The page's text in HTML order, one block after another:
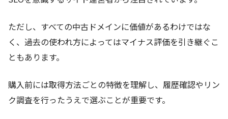
ただし、すべての中古ドメインに価値があるわけではな
く、過去の使われ方によってはマイナス評価を引き継ぐこ
ともあります。
購入前には取得方法ごとの特徴を理解し、履歴確認やリン
ク調査を行ったうえで選ぶことが重要です。